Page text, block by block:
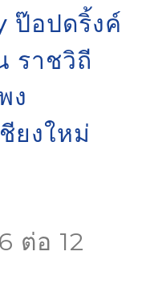
ป๊อปดริ้งค์
ราชวิถี
ง
ยงใหม่
ต่อ 12